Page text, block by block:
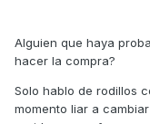
Alguien que haya
hacer la compra?
Solo hablo de rodillos
momento liar a